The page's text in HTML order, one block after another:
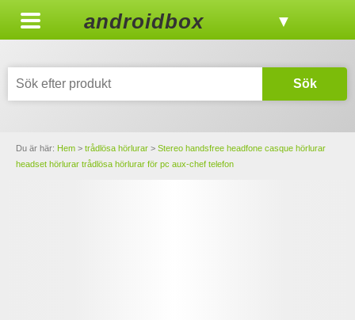
androidbox ▼
Sök
Du är här: Hem > trådlösa hörlurar > Stereo handsfree headfone casque hörlurar
headset hörlurar trådlösa hörlurar för pc aux-chef telefon